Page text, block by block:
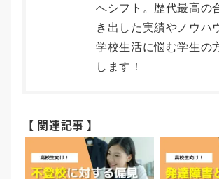
へシフト。歴代最高の
き出した実績やノウハ
学校生活に悩む学生の
します！
【 関連記事 】